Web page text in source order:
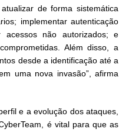
de forma sistemática
implementar autenticação
acessos não autorizados; e
Além disso, a
desde a identificação até a
uma nova invasão”, afirma
e a evolução dos ataques,
é vital para que as